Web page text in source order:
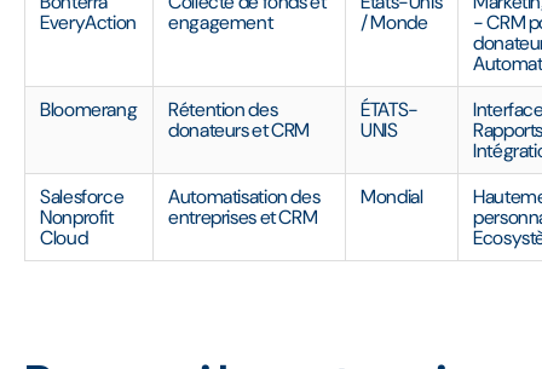
EveryAction
engagement
/ Monde
- CRM
Bloomerang
Rétention des
donateurs et CRM
ÉTATS-
UNIS
Salesforce
Nonprofit
Cloud
Automatisation des
entreprises et CRM
Mondial